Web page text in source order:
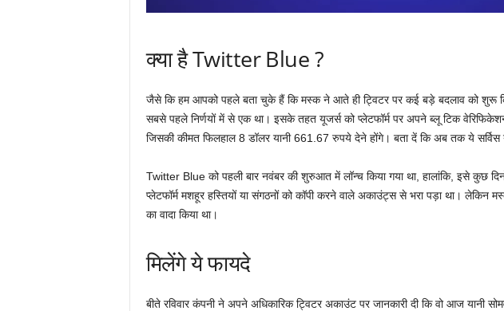
क्या है Twitter Blue ?
जैसे कि हम आपको पहले बता चुके हैं कि मस्क ने आते ही ट्विटर पर कई बड़े बदलाव को
सबसे पहले निर्णयों में से एक था। इसके तहत यूजर्स को प्लेटफॉर्म पर अपने ब्लू टिक
जिसकी कीमत फिलहाल 8 डॉलर यानी 661.67 रुपये देने होंगे। बता दें कि अब तक ये सर्विस
Twitter Blue को पहली बार नवंबर की शुरुआत में लॉन्च किया गया था, हालांकि, इसे कुछ
प्लेटफॉर्म मशहूर हस्तियों या संगठनों को कॉपी करने वाले अकाउंट्स से भरा पड़ा था।
का वादा किया था।
मिलेंगे ये फायदे
बीते रविवार कंपनी ने अपने अधिकारिक ट्विटर अकाउंट पर जानकारी दी कि वो आज यानी